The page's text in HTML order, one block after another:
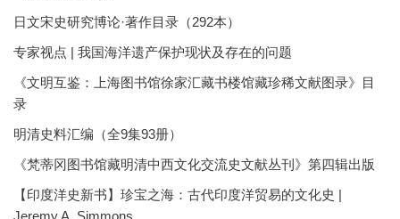
日文宋史研究博论·著作目录（292本）
专家视点 | 我国海洋遗产保护现状及存在的问题
《文明互鉴：上海图书馆徐家汇藏书楼馆藏珍稀文献图录》目
录
明清史料汇编（全9集93册）
《梵蒂冈图书馆藏明清中西文化交流史文献丛刊》第四辑出版
【印度洋史新书】珍宝之海：古代印度洋贸易的文化史 |
Jeremy A. Simmons